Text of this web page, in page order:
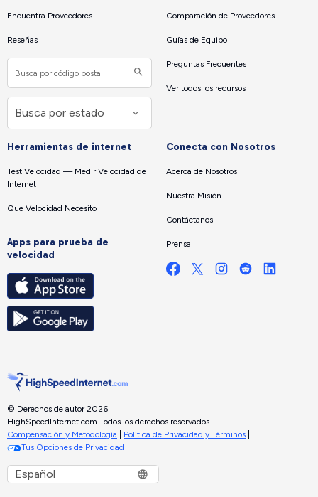
Encuentra Proveedores
Reseñas
Comparación de Proveedores
Guías de Equipo
Preguntas Frecuentes
Ver todos los recursos
Herramientas de internet
Test Velocidad — Medir Velocidad de
Internet
Que Velocidad Necesito
Apps para prueba de
velocidad
Conecta con Nosotros
Acerca de Nosotros
Nuestra Misión
Contáctanos
Prensa
© Derechos de autor 2026
HighSpeedInternet.com.Todos los derechos reservados.
Compensación y Metodología
Política de Privacidad y Términos
Tus Opciones de Privacidad